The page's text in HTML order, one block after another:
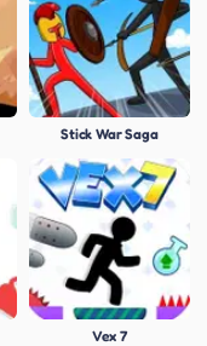
Stick War Saga
Vex 7